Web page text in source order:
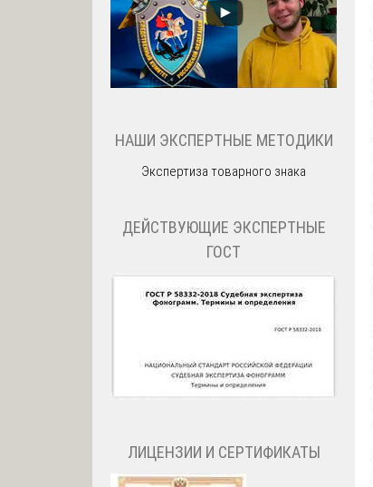
НАШИ ЭКСПЕРТНЫЕ МЕТОДИКИ
Экспертиза товарного знака
ДЕЙСТВУЮЩИЕ ЭКСПЕРТНЫЕ
ГОСТ
ЛИЦЕНЗИИ И СЕРТИФИКАТЫ